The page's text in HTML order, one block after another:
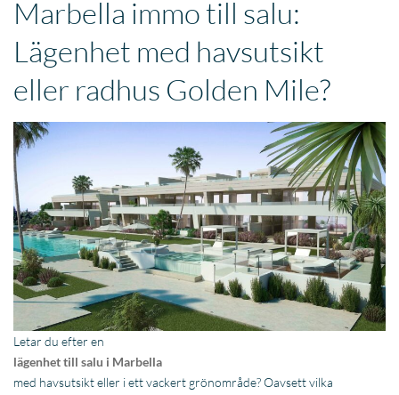
Marbella immo till salu:
Lägenhet med havsutsikt
eller radhus Golden Mile?
Letar du efter en
lägenhet till salu i Marbella
med havsutsikt eller i ett vackert grönområde? Oavsett vilka